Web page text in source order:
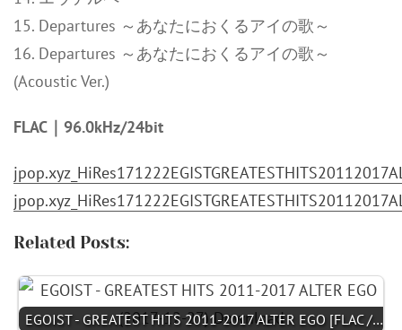
15. Departures ～あなたにおくるアイの歌～
16. Departures ～あなたにおくるアイの歌～
(Acoustic Ver.)
FLAC｜96.0kHz/24bit
Related Posts:
EGOIST - GREATEST HITS 2011-2017 ALTER EGO [FLAC /…